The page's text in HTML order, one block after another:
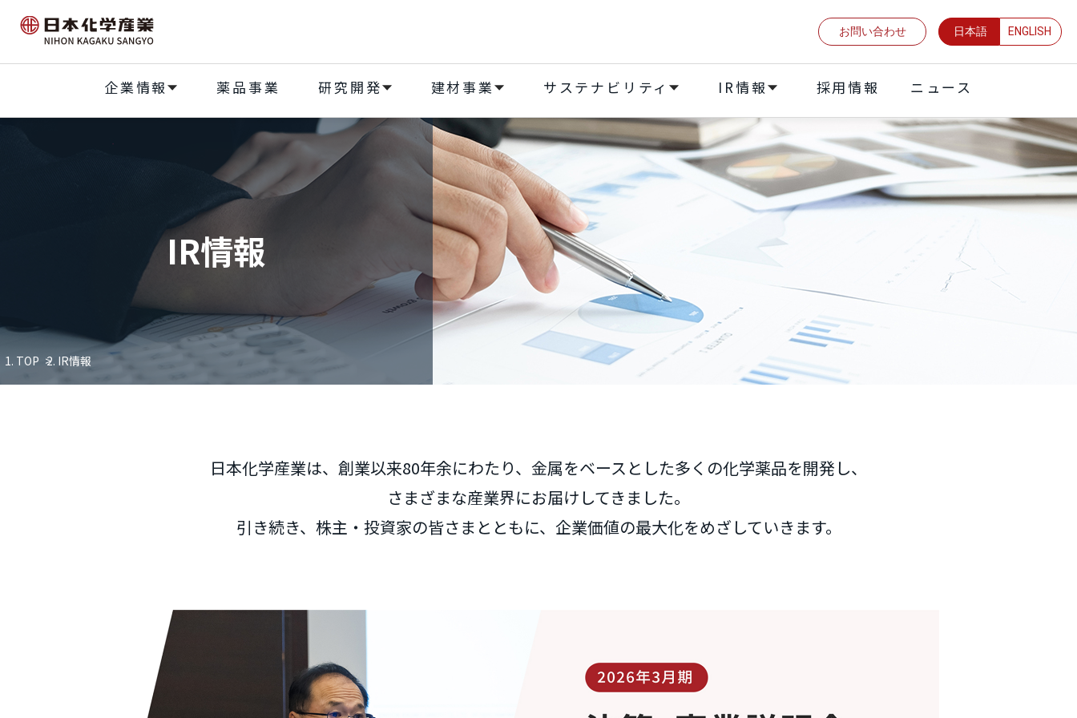
お問い合わせ 日本語 ENGLISH
企業情報 薬品事業 研究開発 建材事業 サステナビリティ IR情報 採⽤情報 ニュース
IR情報
TOP IR情報
日本化学産業は、創業以来80年余にわたり、金属をベースとした多くの化学薬品を開発し、
さまざまな産業界にお届けしてきました。
引き続き、株主・投資家の皆さまとともに、企業価値の最大化をめざしていきます。